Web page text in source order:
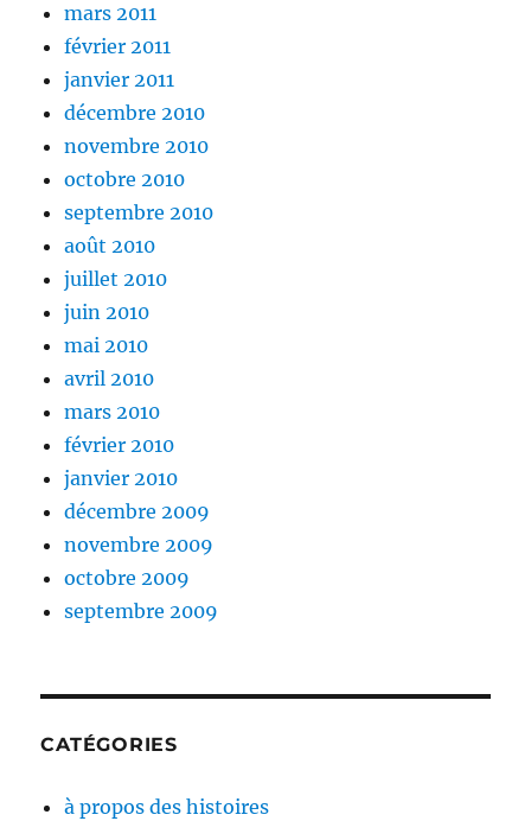
mars 2011
février 2011
janvier 2011
décembre 2010
novembre 2010
octobre 2010
septembre 2010
août 2010
juillet 2010
juin 2010
mai 2010
avril 2010
mars 2010
février 2010
janvier 2010
décembre 2009
novembre 2009
octobre 2009
septembre 2009
CATÉGORIES
à propos des histoires